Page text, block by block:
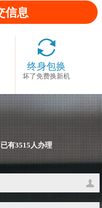
终身包换
坏了免费换新机
已有3515人办理